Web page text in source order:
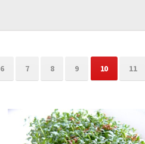
6 7 8 9 10 11